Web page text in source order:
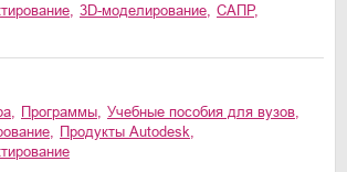
3D-моделирование САПР,
программы учебные пособия для вузов
продукты Autodesk